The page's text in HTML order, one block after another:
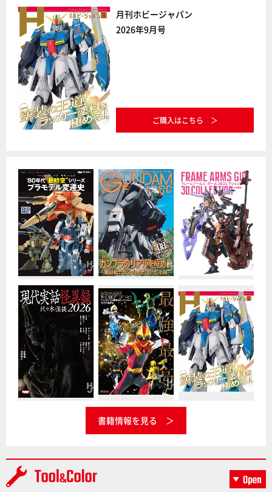
月刊ホビージャパン
2026年9月号
ご購入はこちら
書籍情報を見る